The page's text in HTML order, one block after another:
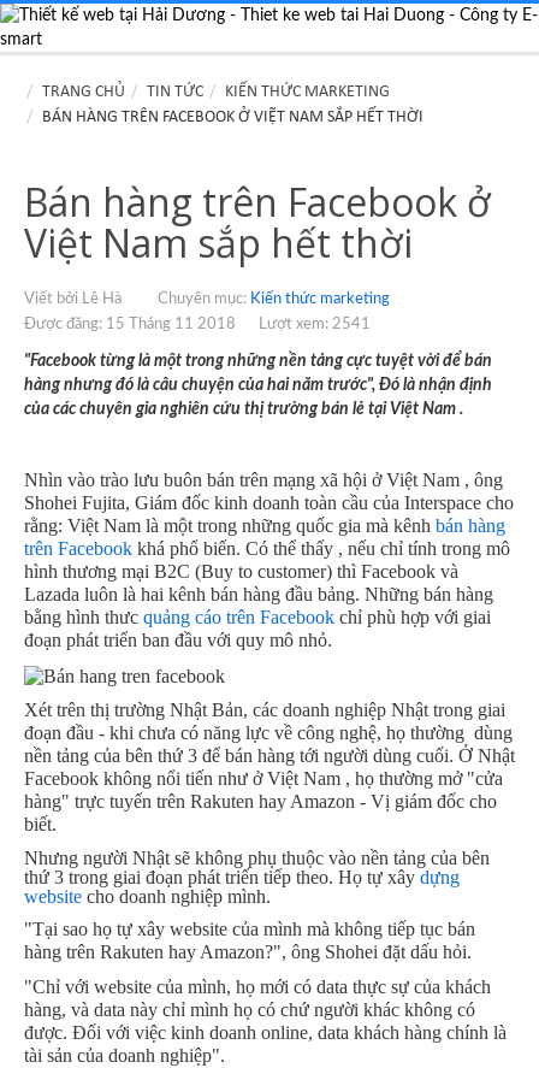
TRANG CHỦ TIN TỨC
KIẾN THỨC MARKETING
BÁN HÀNG TRÊN FACEBOOK Ở VIỆT NAM SẮP HẾT THỜI
Bán hàng trên Facebook ở
Việt Nam sắp hết thời
Viết bởi Lê Hà Chuyên mục: Kiến thức marketing
Được đăng: 15 Tháng 11 2018
Lượt xem: 2541
"Facebook từng là một trong những nền tảng cực tuyệt vời để bán
hàng nhưng đó là câu chuyện của hai năm trước", Đó là nhận định
của các chuyên gia nghiên cứu thị trường bán lẻ tại Việt Nam .
Nhìn vào trào lưu buôn bán trên mạng xã hội ở Việt Nam , ông
Shohei Fujita, Giám đốc kinh doanh toàn cầu của Interspace cho
rằng: Việt Nam là một trong những quốc gia mà kênh bán hàng
trên Facebook khá phổ biến. Có thể thấy , nếu chỉ tính trong mô
hình thương mại B2C (Buy to customer) thì Facebook và
Lazada luôn là hai kênh bán hàng đầu bảng. Những bán hàng
bằng hình thưc quảng cáo trên Facebook chỉ phù hợp với giai
đoạn phát triển ban đầu với quy mô nhỏ.
Xét trên thị trường Nhật Bản, các doanh nghiệp Nhật trong giai
đoạn đầu - khi chưa có năng lực về công nghệ, họ thường dùng
nền tảng của bên thứ 3 để bán hàng tới người dùng cuối. Ở Nhật
Facebook không nổi tiến như ở Việt Nam , họ thường mở "cửa
hàng" trực tuyến trên Rakuten hay Amazon - Vị giám đốc cho
biết.
Nhưng người Nhật sẽ không phụ thuộc vào nền tảng của bên
thứ 3 trong giai đoạn phát triển tiếp theo. Họ tự xây dựng
website cho doanh nghiệp mình.
"Tại sao họ tự xây website của mình mà không tiếp tục bán
hàng trên Rakuten hay Amazon?", ông Shohei đặt dấu hỏi.
"Chỉ với website của mình, họ mới có data thực sự của khách
hàng, và data này chỉ mình họ có chứ người khác không có
được. Đối với việc kinh doanh online, data khách hàng chính là
tài sản của doanh nghiệp".